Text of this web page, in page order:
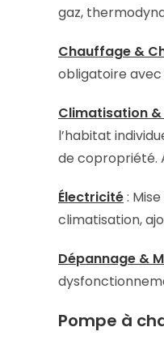
gaz,
Chauffage &
obligatoire
Climatisation
l’habitat
de copropriété.
Électricité:
climatisation,
Dépannage &
Pompe à